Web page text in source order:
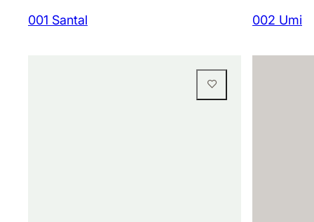
001 Santal 002 Umi